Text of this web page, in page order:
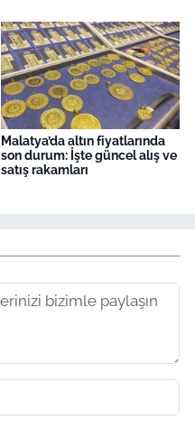
Malatya’da altın fiyatlarında
son durum: İşte güncel alış ve
satış rakamları